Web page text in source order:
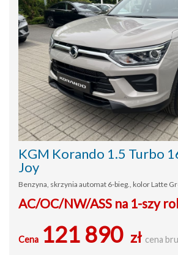
KGM Korando 1.5 Turbo
Joy
Benzyna, skrzynia automat 6-bieg., kolor Latte
AC/OC/NW/ASS na 1-szy
Cena 121 890 zł cena